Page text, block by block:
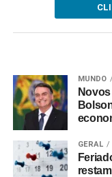
MUNDO
GERAL